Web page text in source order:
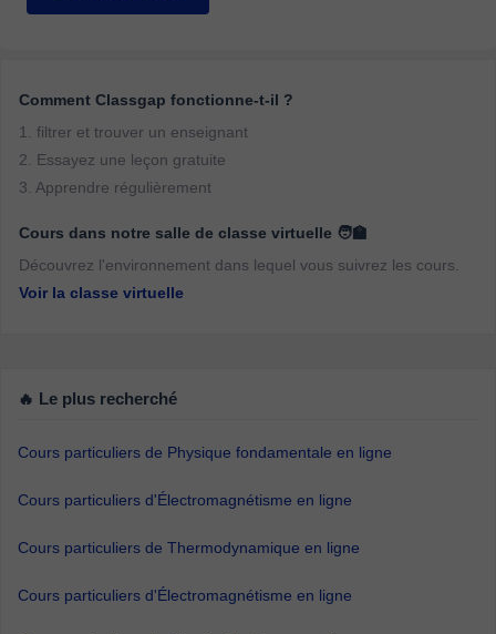
Comment Classgap fonctionne-t-il ?
1. filtrer et trouver un enseignant
2. Essayez une leçon gratuite
3. Apprendre régulièrement
Cours dans notre salle de classe virtuelle 🧑‍🏫
Découvrez l'environnement dans lequel vous suivrez les cours.
Voir la classe virtuelle
🔥 Le plus recherché
Cours particuliers de Physique fondamentale en ligne
Cours particuliers d'Électromagnétisme en ligne
Cours particuliers de Thermodynamique en ligne
Cours particuliers d'Électromagnétisme en ligne